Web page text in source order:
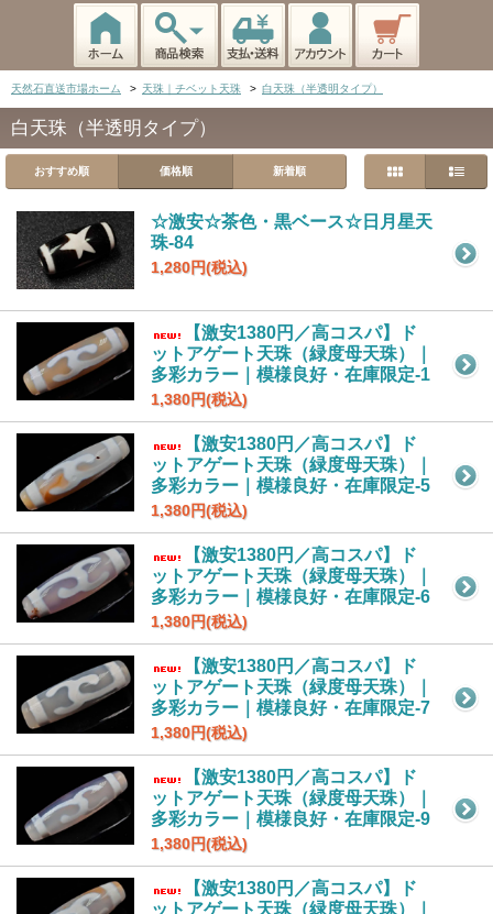
天然石直送市場ホーム > 天珠｜チベット天珠 > 白天珠（半透明タイプ）
白天珠（半透明タイプ）
おすすめ順 価格順 新着順
☆激安☆茶色・黒ベース☆日月星天
珠-84
1,280円(税込)
【激安1380円／高コスパ】ド
ットアゲート天珠（緑度母天珠）｜
多彩カラー｜模様良好・在庫限定-1
1,380円(税込)
【激安1380円／高コスパ】ド
ットアゲート天珠（緑度母天珠）｜
多彩カラー｜模様良好・在庫限定-5
1,380円(税込)
【激安1380円／高コスパ】ド
ットアゲート天珠（緑度母天珠）｜
多彩カラー｜模様良好・在庫限定-6
1,380円(税込)
【激安1380円／高コスパ】ド
ットアゲート天珠（緑度母天珠）｜
多彩カラー｜模様良好・在庫限定-7
1,380円(税込)
【激安1380円／高コスパ】ド
ットアゲート天珠（緑度母天珠）｜
多彩カラー｜模様良好・在庫限定-9
1,380円(税込)
【激安1380円／高コスパ】ド
ットアゲート天珠（緑度母天珠）｜